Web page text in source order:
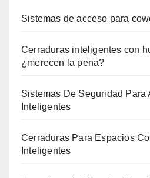
Sistemas de acceso para
Cerraduras inteligentes con
¿merecen la pena?
Sistemas De Seguridad Para
Inteligentes
Cerraduras Para Espacios
Inteligentes